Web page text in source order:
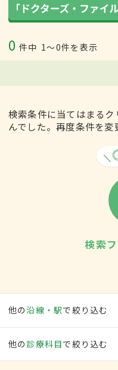
0 件中 1〜0件を表示
検索条件に当てはまる
んでした。再度条件を変
検索
他の沿線・駅で絞り込む
他の 診療科目で絞り込む